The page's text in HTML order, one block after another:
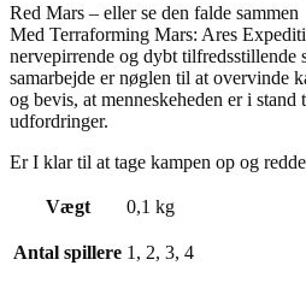
Red Mars – eller se den falde sammen
Med Terraforming Mars: Ares
nervepirrende og dybt tilfredsstillende
samarbejde er nøglen til at overvinde
og bevis, at menneskeheden er i
udfordringer.
Er I klar til at tage kampen op og
Vægt 0,1 kg
Antal spillere 1, 2, 3, 4